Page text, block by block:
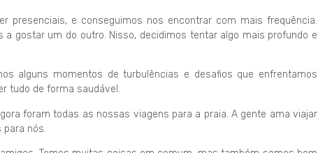
presenciais, e conseguimos nos encontrar com mais frequência.
gostar um do outro. Nisso, decidimos tentar algo mais profundo e
alguns momentos de turbulências e desafios que enfrentamos
tudo de forma saudável.
foram todas as nossas viagens para a praia. A gente ama viajar
nós.